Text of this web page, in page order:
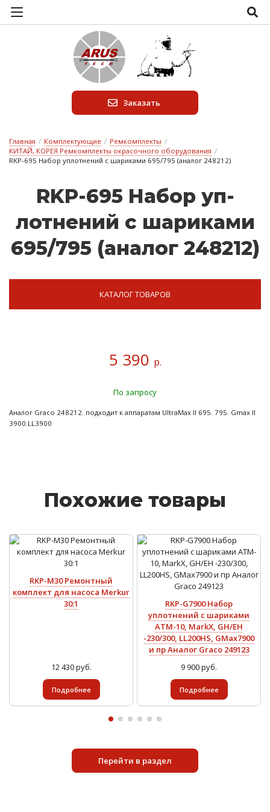
Заказать
Главная / Комплектующие / Ремкомплекты /
КИТАЙ, КОРЕЯ Ремкомплекты окрасочного оборудования /
RKP-695 Набор уплотнений с шариками 695/795 (аналог 248212)
RKP-695 На­бор уп­
лотне­ний с ша­ри­ка­ми
695/795 (а­на­лог 248212)
КАТАЛОГ ТОВАРОВ
5 390 р.
По запросу
Аналог Graco 248212. подходит к аппаратам UltraMax II 695. 795. Gmax II
3900.LL3900
Похожие товары
RKP-M30 Ремонтный
комплект для насоса Merkur
30:1
12 430 руб.
Подробнее
RKP-G7900 Набор
уплотнений с шариками
ATM-10, MarkX, GH/EH
-230/300, LL200HS, GMax7900
и пр Аналог Graco 249123
9 900 руб.
Подробнее
Перейти в раздел